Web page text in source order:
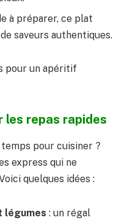
à préparer, ce plat
saveurs authentiques.
pour un apéritif
les repas rapides
temps pour cuisiner ?
express qui ne
quelques idées :
légumes : un régal